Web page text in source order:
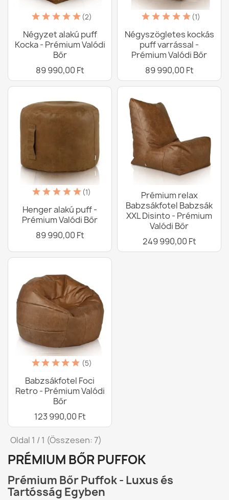
(2)
Négyzet alakú puff
Kocka - Prémium Valódi
Bőr
89 990,00 Ft
(1)
Négyszögletes kockás
puff varrással -
Prémium Valódi Bőr
89 990,00 Ft
(1)
Henger alakú puff -
Prémium Valódi Bőr
89 990,00 Ft
Prémium relax
Babzsákfotel Babzsák
XXL Disinto - Prémium
Valódi Bőr
249 990,00 Ft
(5)
Babzsákfotel Foci
Retro - Prémium Valódi
Bőr
123 990,00 Ft
Oldal 1 / 1 (Összesen: 7)
PRÉMIUM BŐR PUFFOK
Prémium Bőr Puffok - Luxus és
Tartósság Egyben